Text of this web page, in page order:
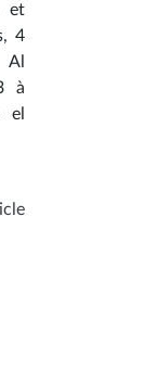
et
4
Al
à
el